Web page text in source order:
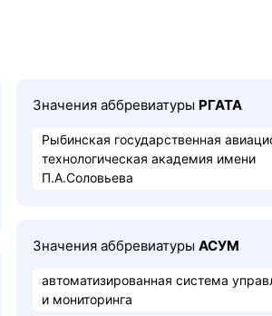
Значения аббревиатуры РГАТА
Рыбинская государственная
технологическая академия имени
П.А.Соловьева
Значения аббревиатуры АСУМ
автоматизированная система
и мониторинга